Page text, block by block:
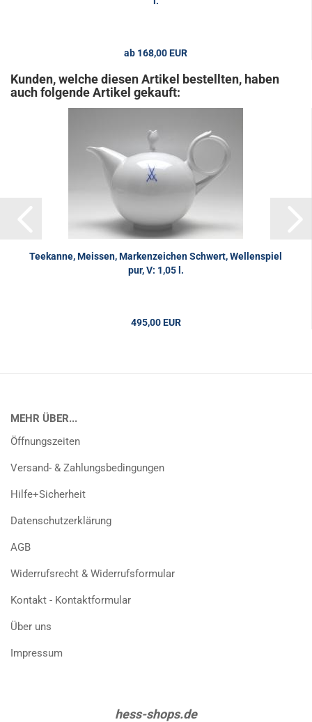
ab 168,00 EUR
Kunden, welche diesen Artikel bestellten, haben
auch folgende Artikel gekauft:
Teekanne, Meissen, Markenzeichen Schwert, Wellenspiel
pur, V: 1,05 l.
495,00 EUR
MEHR ÜBER...
Öffnungszeiten
Versand- & Zahlungsbedingungen
Hilfe+Sicherheit
Datenschutzerklärung
AGB
Widerrufsrecht & Widerrufsformular
Kontakt - Kontaktformular
Über uns
Impressum
hess-shops.de